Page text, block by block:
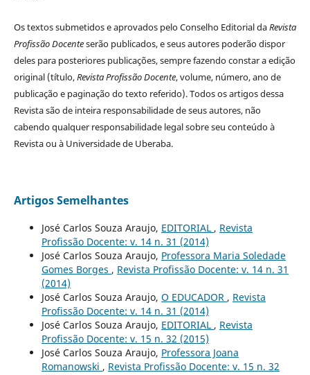
Os textos submetidos e aprovados pelo Conselho Editorial daRevista
Profissão Docenteserão publicados, e seus autores poderão dispor
deles para posteriores publicações, sempre fazendo constar a edição
original (título,Revista Profissão Docente, volume, número, ano de
publicação e paginação do texto referido). Todos os artigos dessa
Revista são de inteira responsabilidade de seus autores, não
cabendo qualquer responsabilidade legal sobre seu conteúdo à
Revista ou à Universidade de Uberaba.
Artigos Semelhantes
José Carlos Souza Araujo, EDITORIAL , Revista
Profissão Docente: v. 14 n. 31 (2014)
José Carlos Souza Araujo, Professora Maria Soledade
Gomes Borges , Revista Profissão Docente: v. 14 n. 31
(2014)
José Carlos Souza Araujo, O EDUCADOR , Revista
Profissão Docente: v. 14 n. 31 (2014)
José Carlos Souza Araujo, EDITORIAL , Revista
Profissão Docente: v. 15 n. 32 (2015)
José Carlos Souza Araujo, Professora Joana
Romanowski , Revista Profissão Docente: v. 15 n. 32